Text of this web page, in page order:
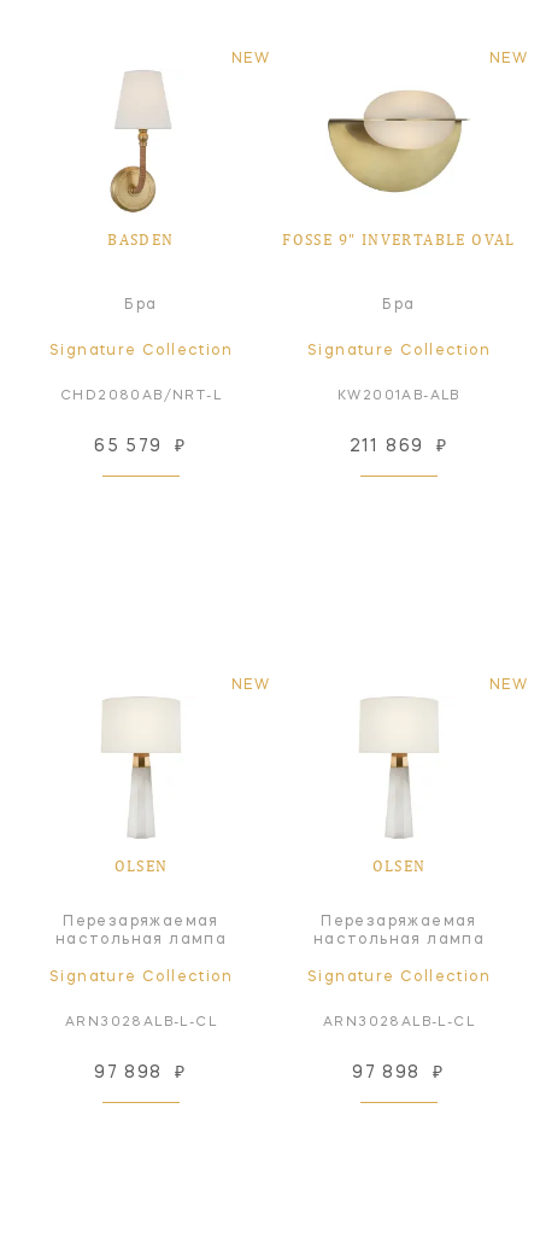
NEW
BASDEN
Бра
Signature Collection
CHD2080AB/NRT-L
65 579 ₽
NEW
FOSSE 9" INVERTABLE OVAL
Бра
Signature Collection
KW2001AB-ALB
211 869 ₽
NEW
OLSEN
Перезаряжаемая
настольная лампа
Signature Collection
ARN3028ALB-L-CL
97 898 ₽
NEW
OLSEN
Перезаряжаемая
настольная лампа
Signature Collection
ARN3028ALB-L-CL
97 898 ₽